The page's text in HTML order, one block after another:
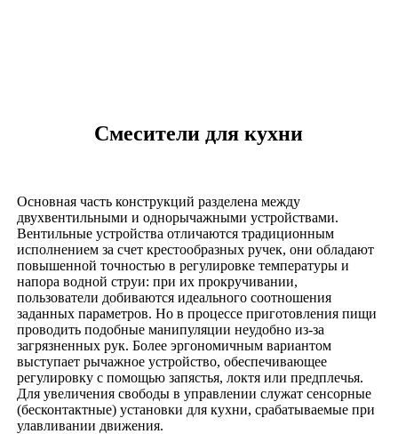
Смесители для кухни
Основная часть конструкций разделена между
двухвентильными и однорычажными устройствами.
Вентильные устройства отличаются традиционным
исполнением за счет крестообразных ручек, они обладают
повышенной точностью в регулировке температуры и
напора водной струи: при их прокручивании,
пользователи добиваются идеального соотношения
заданных параметров. Но в процессе приготовления пищи
проводить подобные манипуляции неудобно из-за
загрязненных рук. Более эргономичным вариантом
выступает рычажное устройство, обеспечивающее
регулировку с помощью запястья, локтя или предплечья.
Для увеличения свободы в управлении служат сенсорные
(бесконтактные) установки для кухни, срабатываемые при
улавливании движения.